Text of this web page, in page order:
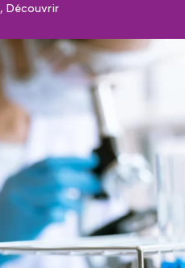
,Découvrir